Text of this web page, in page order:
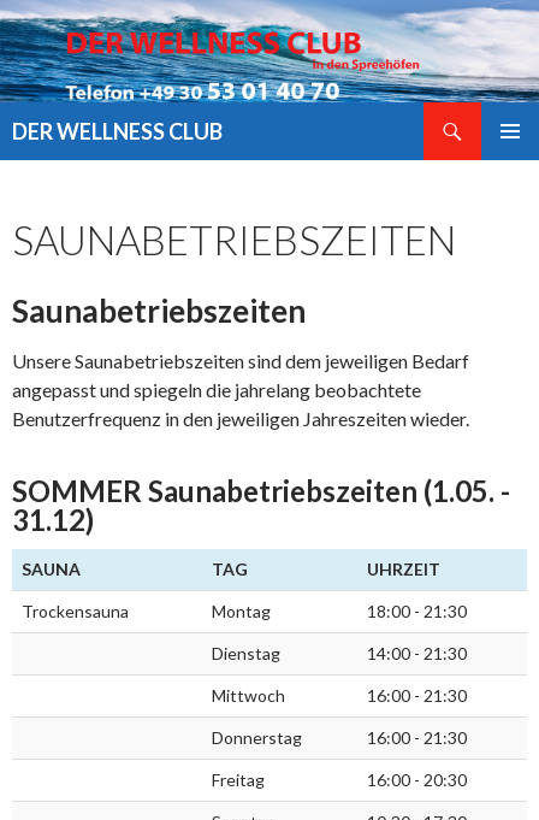
DER WELLNESS CLUB
SAUNABETRIEBSZEITEN
Saunabetriebszeiten
Unsere Saunabetriebszeiten sind dem jeweiligen Bedarf
angepasst und spiegeln die jahrelang beobachtete
Benutzerfrequenz in den jeweiligen Jahreszeiten wieder.
SOMMER Saunabetriebszeiten (1.05. -
31.12)
SAUNA TAG UHRZEIT
Trockensauna Montag 18:00 - 21:30
Dienstag 14:00 - 21:30
Mittwoch 16:00 - 21:30
Donnerstag 16:00 - 21:30
Freitag 16:00 - 20:30